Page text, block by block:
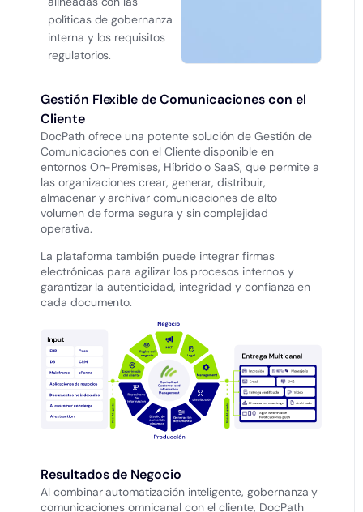
políticas de gobernanza
interna y los requisitos
regulatorios.
Gestión Flexible de Comunicaciones con el
Cliente
DocPath ofrece una potente solución de Gestión de
Comunicaciones con el Cliente disponible en
entornos On-Premises, Híbrido o SaaS, que permite a
las organizaciones crear, generar, distribuir,
almacenar y archivar comunicaciones de alto
volumen de forma segura y sin complejidad
operativa.
La plataforma también puede integrar firmas
electrónicas para agilizar los procesos internos y
garantizar la autenticidad, integridad y confianza en
cada documento.
Resultados de Negocio
Al combinar automatización inteligente, gobernanza y
comunicaciones omnicanal con el cliente, DocPath